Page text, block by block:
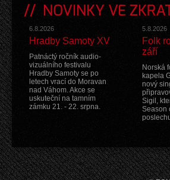
NOVINKY VE
6.8.2026
Hradby Samoty XV
Patnáctý ročník audio-
vizuálního festivalu
Hradby Samoty se po
letech vrací do Moravan
nad Váhom. Akce se
uskuteční na tamním
zámku 21. - 22. srpna.
5.8.2026
Folk
září
Norská
kapela
nový
Sigil,
Season